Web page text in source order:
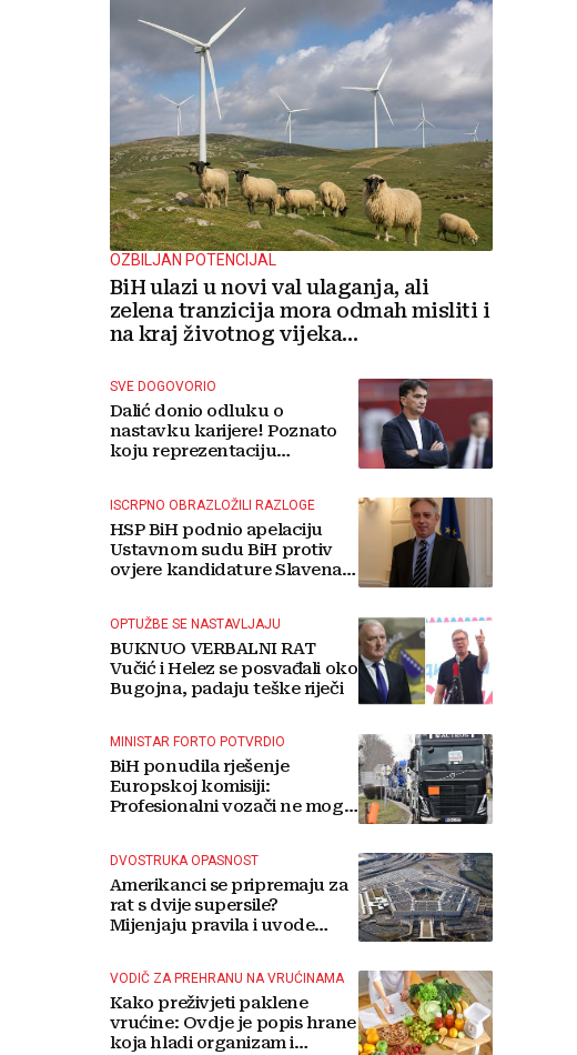
OZBILJAN POTENCIJAL
BiH ulazi u novi val ulaganja, ali
zelena tranzicija mora odmah misliti i
na kraj životnog vijeka
SVE DOGOVORIO
Dalić donio odluku o
nastavku karijere! Poznato
koju reprezentaciju
ISCRPNO OBRAZLOŽILI RAZLOGE
HSP BiH podnio apelaciju
Ustavnom sudu BiH protiv
ovjere kandidature Slavena
OPTUŽBE SE NASTAVLJAJU
BUKNUO VERBALNI RAT
Vučić i Helez se posvađali oko
Bugojna, padaju teške riječi
MINISTAR FORTO POTVRDIO
BiH ponudila rješenje
Europskoj komisiji:
Profesionalni vozači ne mogu
DVOSTRUKA OPASNOST
Amerikanci se pripremaju za
rat s dvije supersile?
Mijenjaju pravila i uvode
VODIČ ZA PREHRANU NA VRUĆINAMA
Kako preživjeti paklene
vrućine: Ovdje je popis hrane
koja hladi organizam i